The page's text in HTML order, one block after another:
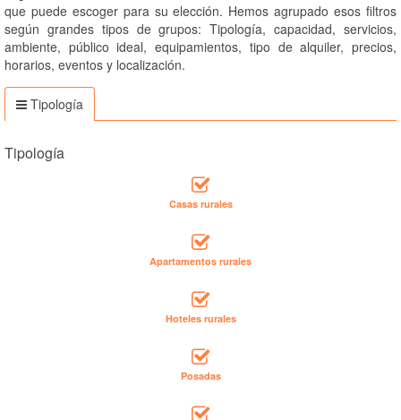
que puede escoger para su elección. Hemos agrupado esos filtros
según grandes tipos de grupos: Tipología, capacidad, servicios,
ambiente, público ideal, equipamientos, tipo de alquiler, precios,
horarios, eventos y localización.
Tipología
Tipología
Casas rurales
Apartamentos rurales
Hoteles rurales
Posadas